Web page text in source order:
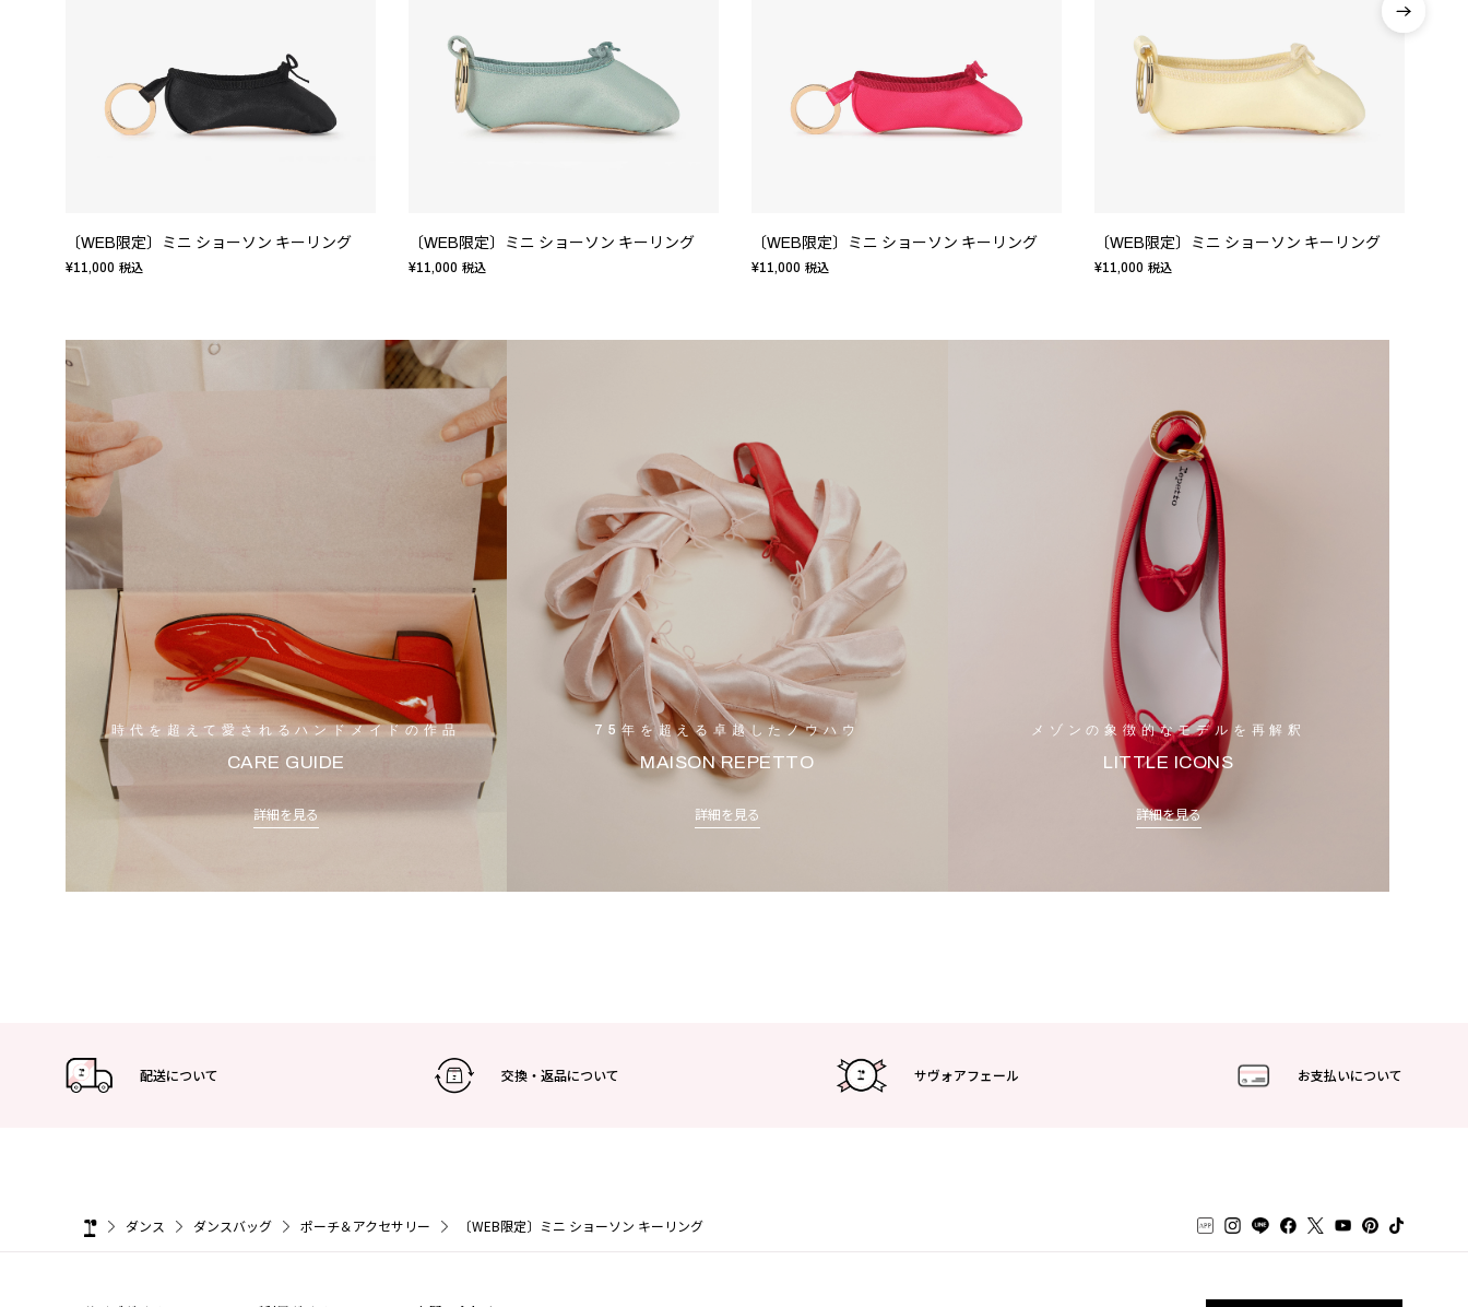
〔WEB限定〕ミニ ショーソン キーリング
¥11,000 税込
〔WEB限定〕ミニ ショーソン キーリング
¥11,000 税込
〔WEB限定〕ミニ ショーソン キーリング
¥11,000 税込
〔WEB限定〕ミニ ショーソン キーリング
¥11,000 税込
時代を超えて愛されるハンドメイドの作品
CARE GUIDE
詳細を見る
75年を超える卓越したノウハウ
MAISON REPETTO
詳細を見る
メゾンの象徴的なモデルを再解釈
LITTLE ICONS
詳細を見る
配送について 交換・返品について サヴォアフェール お支払いについて
ダンス ダンスバッグ ポーチ＆アクセサリー 〔WEB限定〕ミニ ショーソン キーリング